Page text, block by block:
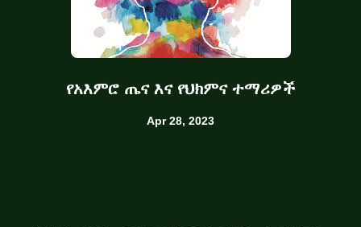
የአእምሮ ጤና እና የህክምና ተማሪዎች
Apr 28, 2023